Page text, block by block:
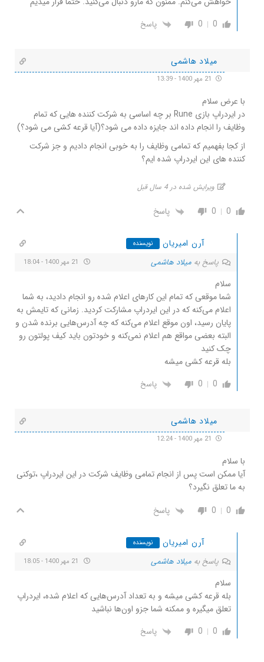
0
0 پاسخ
میلاد هاشمی
با عرض سلام
در ایردراپ بازی Rune بر چه اساسی به شرکت کننده هایی که تمام
وظایف را انجام داده اند جایزه داده می شود؟(آیا قرعه کشی می شود؟)
از کجا بفهمیم که تمامی وظایف را به خوبی انجام دادیم و جز شرکت
کننده های این ایردراپ شده ایم؟
ویرایش شده در 4 سال قبل
0
0 پاسخ
آرن امیریان نویسنده
پاسخ به میلاد هاشمی
سلام
شما موقعی که تمام این کارهای اعلام شده رو انجام دادید، به شما
اعلام می‌کنه که در این ایردراپ مشارکت کردید. زمانی که تایمش به
پایان رسید، اون موقع اعلام می‌کنه که چه آدرس‌هایی برنده شدن و
البته بعضی مواقع هم اعلام نمی‌کنه و خودتون باید کیف پولتون رو
چک کنید
بله قرعه کشی میشه
0
0 پاسخ
میلاد هاشمی
با سلام
آیا ممکن است پس از انجام تمامی وظایف شرکت در این ایردراپ ،توکنی
به ما تعلق نگیرد؟
0
0 پاسخ
آرن امیریان نویسنده
پاسخ به میلاد هاشمی
سلام
بله قرعه کشی میشه و به تعداد آدرس‌هایی که اعلام شده، ایردراپ
تعلق میگیره و ممکنه شما جزو اون‌ها نباشید
0
0 پاسخ